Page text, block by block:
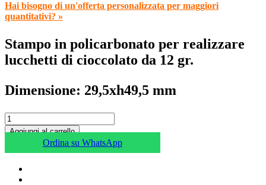
Hai bisogno di un'offerta personalizzata per maggiori
quantitativi? »
Stampo in policarbonato per realizzare
lucchetti di cioccolato da 12 gr.
Dimensione: 29,5xh49,5 mm
Aggiungi al carrello
Ordina su WhatsApp